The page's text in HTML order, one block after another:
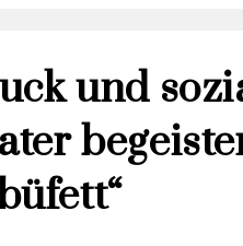
und